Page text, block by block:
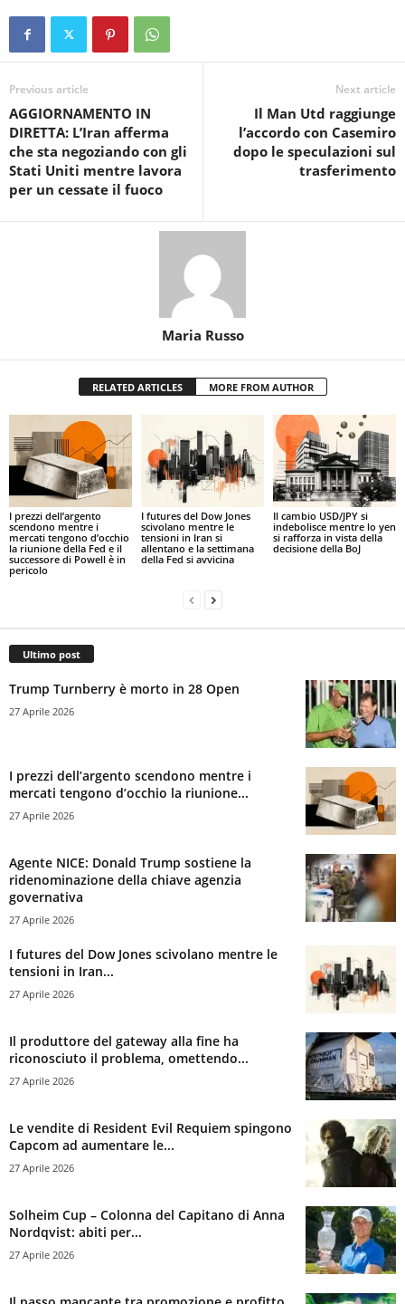
Previous article
AGGIORNAMENTO IN
DIRETTA: L’Iran afferma
che sta negoziando con gli
Stati Uniti mentre lavora
per un cessate il fuoco
Next article
Il Man Utd raggiunge
l’accordo con Casemiro
dopo le speculazioni sul
trasferimento
Maria Russo
RELATED ARTICLES MORE FROM AUTHOR
I prezzi dell’argento
scendono mentre i
mercati tengono d’occhio
la riunione della Fed e il
successore di Powell è in
pericolo
I futures del Dow Jones
scivolano mentre le
tensioni in Iran si
allentano e la settimana
della Fed si avvicina
Il cambio USD/JPY si
indebolisce mentre lo yen
si rafforza in vista della
decisione della BoJ
Ultimo post
Trump Turnberry è morto in 28 Open
27 Aprile 2026
I prezzi dell’argento scendono mentre i
mercati tengono d’occhio la riunione...
27 Aprile 2026
Agente NICE: Donald Trump sostiene la
ridenominazione della chiave agenzia
governativa
27 Aprile 2026
I futures del Dow Jones scivolano mentre le
tensioni in Iran...
27 Aprile 2026
Il produttore del gateway alla fine ha
riconosciuto il problema, omettendo...
27 Aprile 2026
Le vendite di Resident Evil Requiem spingono
Capcom ad aumentare le...
27 Aprile 2026
Solheim Cup – Colonna del Capitano di Anna
Nordqvist: abiti per...
27 Aprile 2026